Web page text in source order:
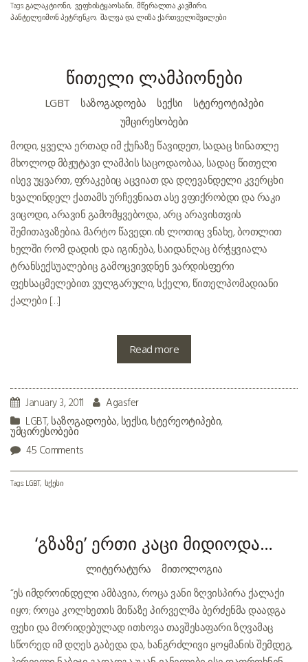
Tags:გალაკტიონი ვეფხისტყაოსანი მწერალთა კავშირი
პანტელეიმონ პეტრენკო შალვა და ლიზა ქართველიშვილები
წითელი ლამპიონები
LGBT ᲡᲐᲖᲝᲒᲐᲓᲝᲔᲑᲐ ᲡᲔᲥᲡᲘ
ᲡᲢᲔᲠᲔᲝᲢᲘᲞᲔᲑᲘ
ᲣᲛᲪᲘᲠᲔᲡᲝᲑᲔᲑᲘ
მოდი, ყველა ერთად იმ ქუჩაზე წავიდეთ, სადაც სინათლე
მხოლოდ მბჟუტავი ლამპის საცოდაობაა, სადაც წითელი
ისევ უყვართ, ფრაკებიც აცვიათ და დღევანდელი კვერცხი
ხვალინდელ ქათამს ურჩევნიათ. ასე ვფიქრობდი და რაკი
ვიცოდი, არავინ გამომყვებოდა, არც არავისთვის
შემითავაზებია. მარტო წავედი. ის ლოთიც ვნახე, ბოთლით
ხელში რომ დადის და იგინება, საიდანღაც ბრჭყვიალა
ტრანსექსუალებიც გამოცვივდნენ ვარდისფერი
ფეხსაცმელებით. ვულგარული, სქელი, წითელპომადიანი
ქალები […]
Read more
January 3, 2011
Agasfer
LGBT,საზოგადოება,სექსი,სტერეოტიპები,
უმცირესობები
45 Comments
Tags: LGBT სქესი
‘გზაზე’ ერთი კაცი მიდიოდა…
ᲚᲘᲢᲔᲠᲐᲢᲣᲠᲐ ᲛᲘᲗᲝᲚᲝᲒᲘᲐ
“ეს იმდროინდელი ამბავია, როცა ვანი ზღვისპირა ქალაქი
იყო; როცა კოლხეთის მიწაზე პირველმა ბერძენმა დაადგა
ფეხი და მორიდებულად ითხოვა თავშესაფარი. ზღვამაც
სწორედ იმ დღეს გაბედა და, ხანგრძლივი ყოყმანის შემდეგ,